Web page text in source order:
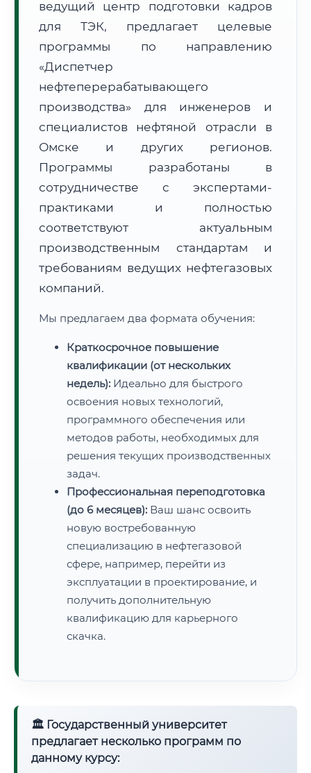
• Маршрут транзита:~609 км
📜 Документы и аккредитация ФИС ФРДО
ведущий центр подготовки кадров
для ТЭК, предлагает целевые
программы по направлению
«Диспетчер
нефтеперерабатывающего
производства» для инженеров и
специалистов нефтяной отрасли в
Омске и других регионов.
Программы разработаны в
сотрудничестве с экспертами-
практиками и полностью
соответствуют актуальным
производственным стандартам и
требованиям ведущих нефтегазовых
компаний.
Мы предлагаем два формата обучения:
Краткосрочное повышение
квалификации (от нескольких
недель): Идеально для быстрого
освоения новых технологий,
программного обеспечения или
методов работы, необходимых для
решения текущих производственных
задач.
Профессиональная переподготовка
(до 6 месяцев): Ваш шанс освоить
новую востребованную
специализацию в нефтегазовой
сфере, например, перейти из
эксплуатации в проектирование, и
получить дополнительную
квалификацию для карьерного
скачка.
🏛 Государственный университет
предлагает несколько программ по
данному курсу: